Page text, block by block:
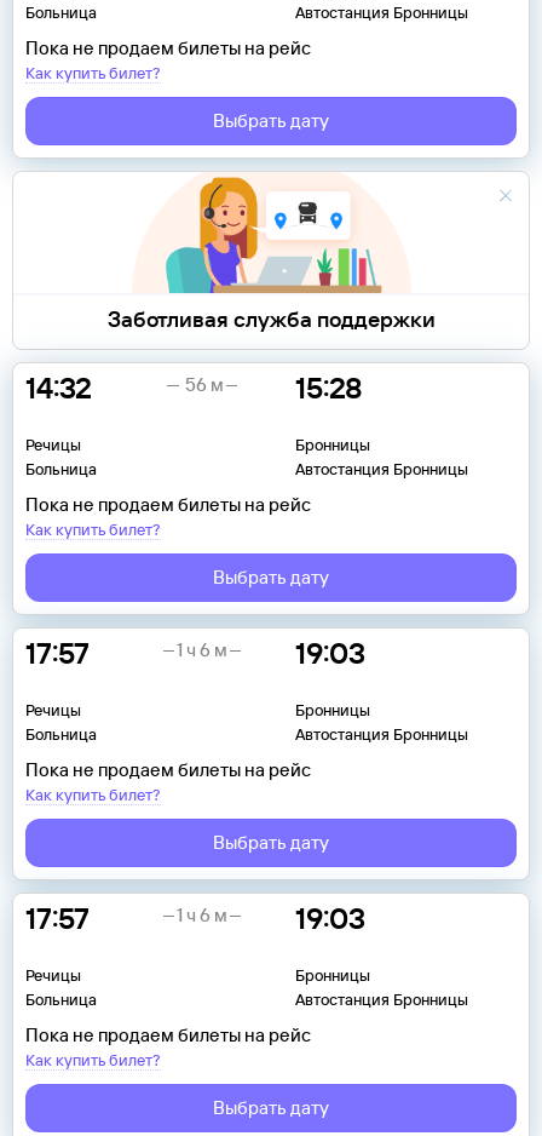
Больница
Автостанция Бронницы
Пока не продаем билеты на рейс
Как купить билет?
Выбрать дату
Заботливая служба поддержки
14:32
Речицы
Больница
15:28
Бронницы
Автостанция Бронницы
56 м
Пока не продаем билеты на рейс
Как купить билет?
Выбрать дату
17:57
Речицы
Больница
19:03
Бронницы
Автостанция Бронницы
1 ч 6 м
Пока не продаем билеты на рейс
Как купить билет?
Выбрать дату
17:57
Речицы
Больница
19:03
Бронницы
Автостанция Бронницы
1 ч 6 м
Пока не продаем билеты на рейс
Как купить билет?
Выбрать дату